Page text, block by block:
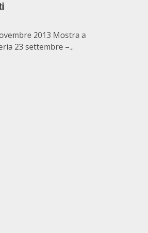
2013 Mostra a
23 settembre –...